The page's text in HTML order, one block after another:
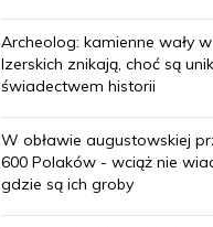
Archeolog: kamienne wały
Izerskich znikają, choć są
świadectwem historii
W obławie augustowskiej
600 Polaków - wciąż nie
gdzie są ich groby